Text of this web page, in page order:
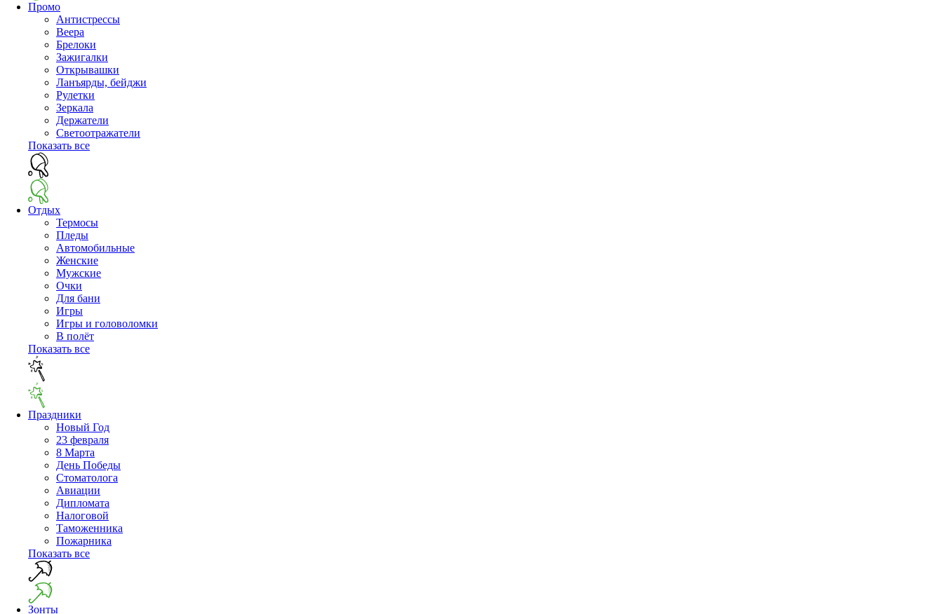
Промо
Антистрессы
Веера
Брелоки
Зажигалки
Открывашки
Ланъярды, бейджи
Рулетки
Зеркала
Держатели
Светоотражатели
Показать все
Отдых
Термосы
Пледы
Автомобильные
Женские
Мужские
Очки
Для бани
Игры
Игры и головоломки
В полёт
Показать все
Праздники
Новый Год
23 февраля
8 Марта
День Победы
Cтоматолога
Авиации
Дипломата
Налоговой
Таможенника
Пожарника
Показать все
Зонты